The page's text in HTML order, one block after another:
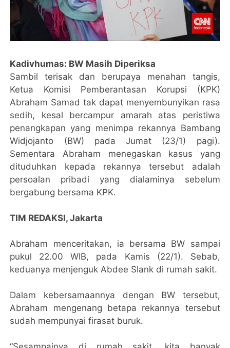
Kadivhumas: BW Masih Diperiksa
Sambil terisak dan berupaya menahan tangis,
Ketua Komisi Pemberantasan Korupsi (KPK)
Abraham Samad tak dapat menyembunyikan rasa
sedih, kesal bercampur amarah atas peristiwa
penangkapan yang menimpa rekannya Bambang
Widjojanto (BW) pada Jumat (23/1) pagi).
Sementara Abraham menegaskan kasus yang
dituduhkan kepada rekannya tersebut adalah
persoalan pribadi yang dialaminya sebelum
bergabung bersama KPK.
TIM REDAKSI, Jakarta
Abraham menceritakan, ia bersama BW sampai
pukul 22.00 WIB, pada Kamis (22/1). Sebab,
keduanya menjenguk Abdee Slank di rumah sakit.
Dalam kebersamaannya dengan BW tersebut,
Abraham mengenang betapa rekannya tersebut
sudah mempunyai firasat buruk.